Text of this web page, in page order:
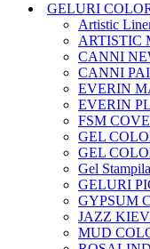
GELURI
Artistic
ARTISTIC
CANNI
CANNI
EVERIN
EVERIN
FSM
GEL
GEL
Gel
GELURI
GYPSUM
JAZZ
MUD